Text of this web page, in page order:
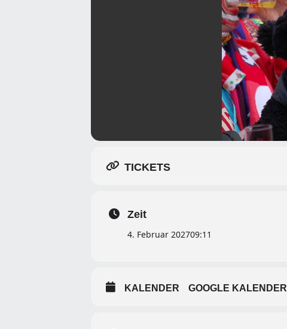
TICKETS
Zeit
4. Februar 202709:11
KALENDER GOOGLE KALENDER